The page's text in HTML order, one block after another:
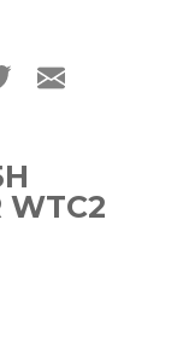
WTC2